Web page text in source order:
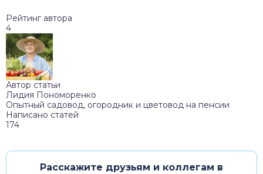
Рейтинг автора
4
Автор статьи
Лидия Пономоренко
Опытный садовод, огородник и цветовод на пенсии
Написано статей
174
Расскажите друзьям и коллегам в